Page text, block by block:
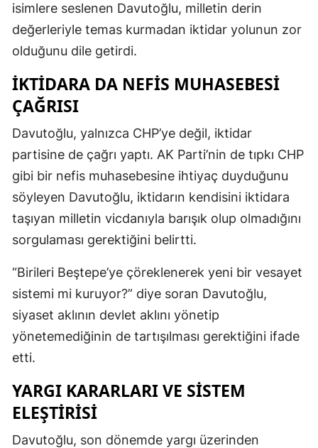
isimlere seslenen Davutoğlu, milletin derin
değerleriyle temas kurmadan iktidar yolunun zor
olduğunu dile getirdi.
İKTIDARA DA NEFIS MUHASEBESI
ÇAĞRISI
Davutoğlu, yalnızca CHP’ye değil, iktidar
partisine de çağrı yaptı. AK Parti’nin de tıpkı CHP
gibi bir nefis muhasebesine ihtiyaç duyduğunu
söyleyen Davutoğlu, iktidarın kendisini iktidara
taşıyan milletin vicdanıyla barışık olup olmadığını
sorgulaması gerektiğini belirtti.
“Birileri Beştepe’ye çöreklenerek yeni bir vesayet
sistemi mi kuruyor?” diye soran Davutoğlu,
siyaset aklının devlet aklını yönetip
yönetemediğinin de tartışılması gerektiğini ifade
etti.
YARGI KARARLARI VE SISTEM
ELEŞTIRISI
Davutoğlu, son dönemde yargı üzerinden